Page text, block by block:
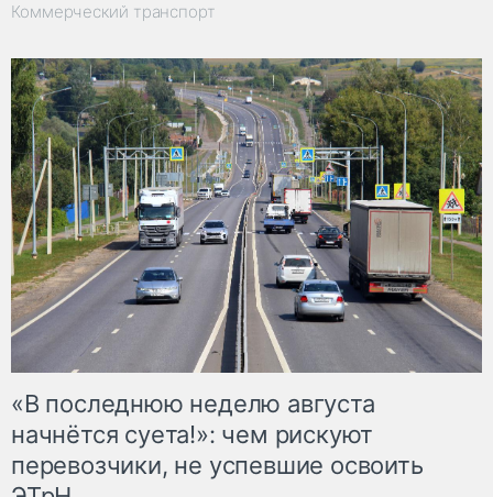
Коммерческий транспорт
«В последнюю неделю августа
начнётся суета!»: чем рискуют
перевозчики, не успевшие освоить